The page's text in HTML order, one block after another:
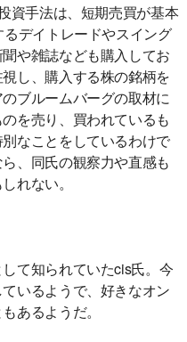
資手法は、短期売買が基本
デイトレードやスイング
や雑誌なども購入してお
し、購入する株の銘柄を
ブルームバーグの取材に
を売り、買われているも
なことをしているわけで
、同氏の観察力や直感も
れない。
て知られていたcis氏。今
いるようで、好きなオン
あるようだ。